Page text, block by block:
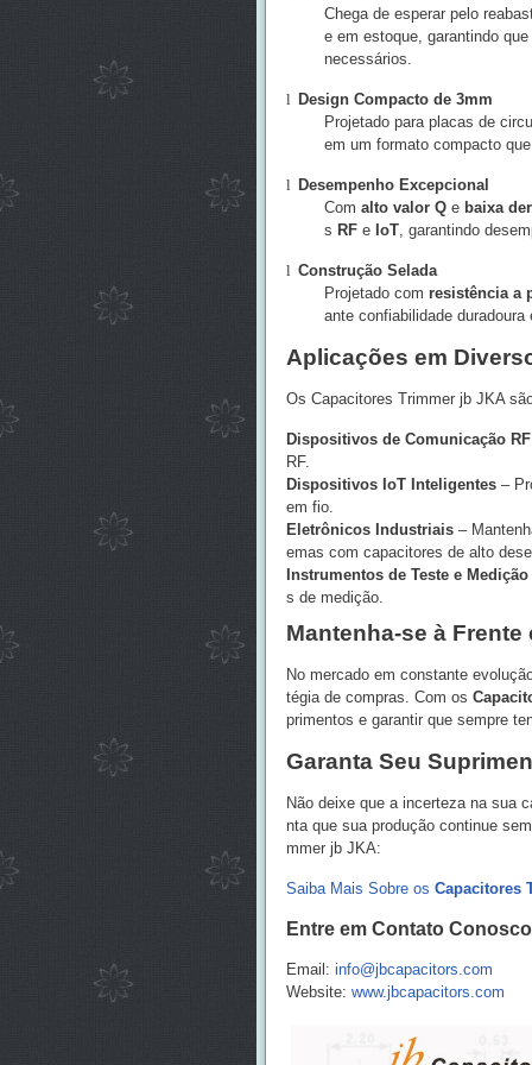
Chega de esperar pelo
e em estoque, garantindo
necessários.
l Design Compacto de 3mm
Projetado para placas de
em um formato compacto
l Desempenho Excepcional
Com alto valor Qe baixa
s RFe IoT, garantindo
l Construção Selada
Projetado com resistência a
ante confiabilidade
Aplicações em
Os Capacitores Trimmer jb JKA
Dispositivos de Comunicação RF
RF.
Dispositivos IoT Inteligentes–
em fio.
Eletrônicos Industriais–
emas com capacitores de alto
Instrumentos de Teste e Medição
s de medição.
Mantenha-se à
No mercado em constante
tégia de compras. Com os
primentos e garantir que sempre
Garanta Seu
Não deixe que a incerteza na sua
nta que sua produção continue
mmer jb JKA:
Saiba Mais Sobre os Capacitores
Entre em Contato Conosco
Email: info@jbcapacitors.com
Website: www.jbcapacitors.com